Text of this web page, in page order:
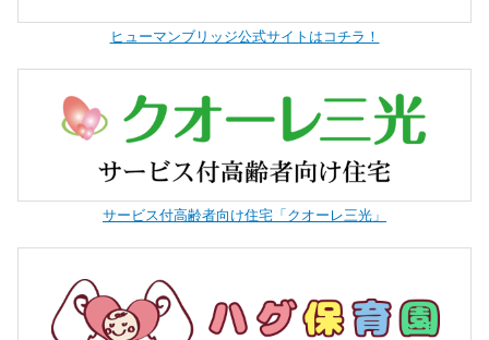
ヒューマンブリッジ公式サイトはコチラ！
サービス付高齢者向け住宅「クオーレ三光」